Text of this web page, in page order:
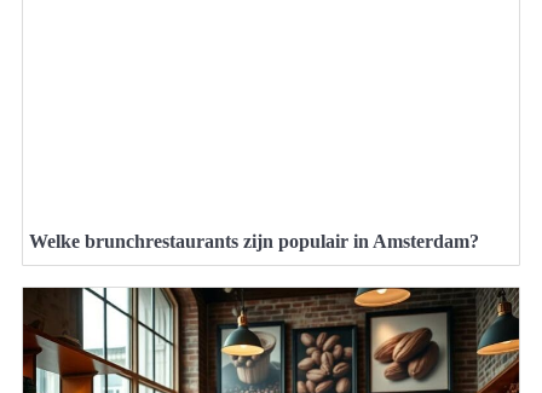
Welke brunchrestaurants zijn populair in Amsterdam?